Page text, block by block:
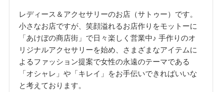
レディース＆アクセサリーのお店（サトゥー）です。
小さなお店ですが、笑顔溢れるお店作りをモットーに
「あけぼの商店街」で日々楽しく営業中♪ 手作りのオ
リジナルアクセサリーを始め、さまざまなアイテムに
よるファッション提案で女性の永遠のテーマである
「オシャレ」や「キレイ」をお手伝いできればいいな
と考えております。